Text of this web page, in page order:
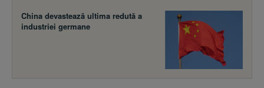
China devastează ultima redută a
industriei germane